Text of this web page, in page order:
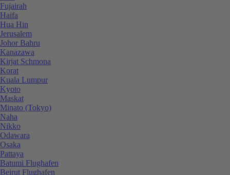
Fujairah
Haifa
Hua Hin
Jerusalem
Johor Bahru
Kanazawa
Kirjat Schmona
Korat
Kuala Lumpur
Kyoto
Maskat
Minato (Tokyo)
Naha
Nikko
Odawara
Osaka
Pattaya
Batumi Flughafen
Beirut Flughafen